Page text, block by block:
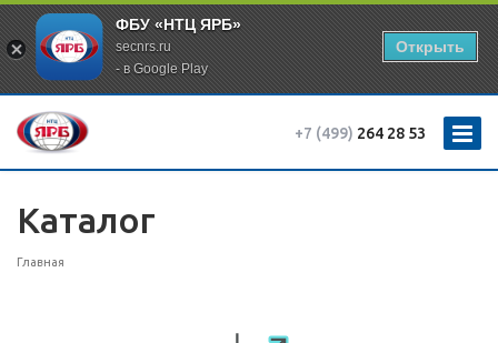
ФБУ «НТЦ ЯРБ»
secnrs.ru
- в Google Play
Открыть
+7 (499) 264 28 53
Каталог
Главная